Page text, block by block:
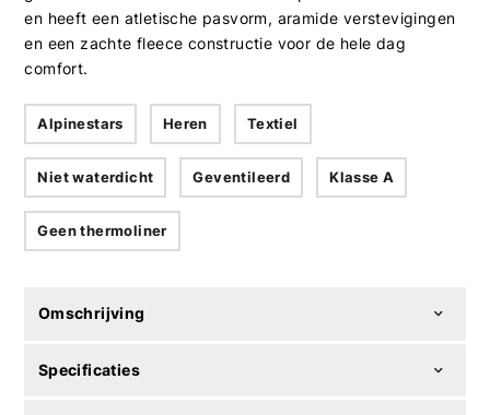
en heeft een atletische pasvorm, aramide verstevigingen
en een zachte fleece constructie voor de hele dag
comfort.
Alpinestars Heren Textiel
Niet waterdicht Geventileerd Klasse A
Geen thermoliner
Omschrijving
Specificaties